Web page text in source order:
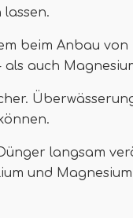
beim Anbau von
auch
langsam
und